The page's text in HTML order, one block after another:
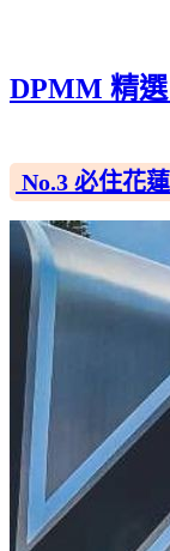
DPMM 精
No.3 必住花